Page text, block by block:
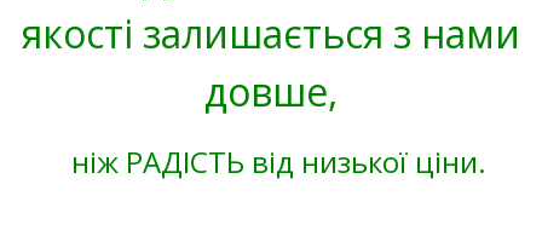
якості залишається з нами
довше,
ніж РАДІСТЬ від низької ціни.